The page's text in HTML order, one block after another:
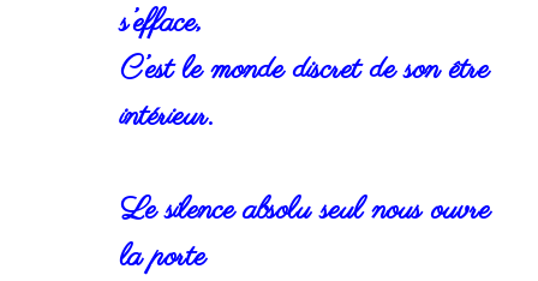
s’efface,
C’est le monde discret de son être
intérieur.
Le silence absolu seul nous ouvre
la porte